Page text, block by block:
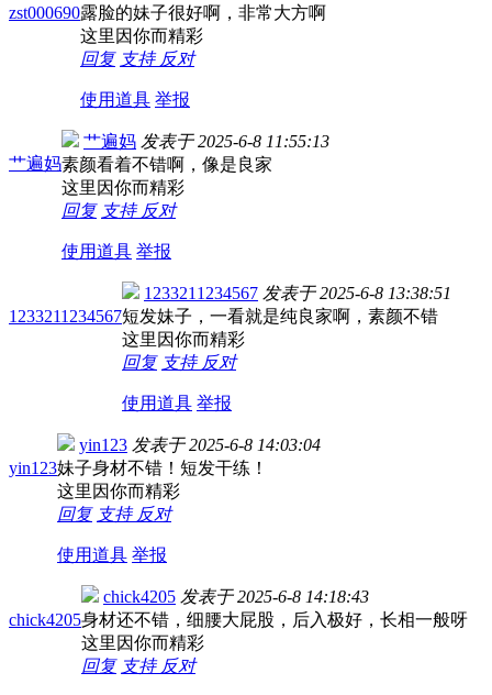
zst000690露脸的妹子很好啊，非常大方啊
这里因你而精彩
回复 支持 反对
使用道具 举报
艹遍妈
艹遍妈 发表于2025-6-8 11:55:13
素颜看着不错啊，像是良家
这里因你而精彩
回复 支持 反对
使用道具 举报
1233211234567
1233211234567 发表于2025-6-8 13:38:51
短发妹子，一看就是纯良家啊，素颜不错
这里因你而精彩
回复 支持 反对
使用道具 举报
yin123
yin123 发表于2025-6-8 14:03:04
妹子身材不错！短发干练！
这里因你而精彩
回复 支持 反对
使用道具 举报
chick4205
chick4205 发表于2025-6-8 14:18:43
身材还不错，细腰大屁股，后入极好，长相一般呀
这里因你而精彩
回复 支持 反对